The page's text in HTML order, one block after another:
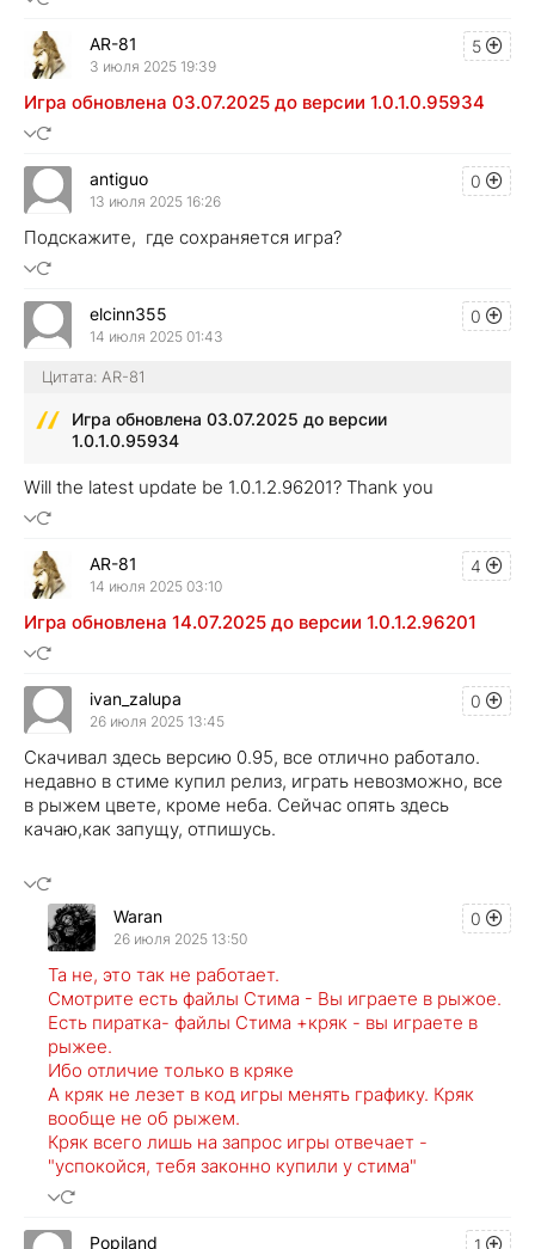
5
AR-81
3 июля 2025 19:39
Игра обновлена 03.07.2025 до версии 1.0.1.0.95934
0
antiguo
13 июля 2025 16:26
Подскажите, где сохраняется игра?
0
elcinn355
14 июля 2025 01:43
Цитата: AR-81
Игра обновлена 03.07.2025 до версии
1.0.1.0.95934
Will the latest update be 1.0.1.2.96201? Thank you
4
AR-81
14 июля 2025 03:10
Игра обновлена 14.07.2025 до версии 1.0.1.2.96201
0
ivan_zalupa
26 июля 2025 13:45
Скачивал здесь версию 0.95, все отлично работало.
недавно в стиме купил релиз, играть невозможно, все
в рыжем цвете, кроме неба. Сейчас опять здесь
качаю,как запущу, отпишусь.
0
Waran
26 июля 2025 13:50
Та не, это так не работает.
Смотрите есть файлы Стима - Вы играете в рыжое.
Есть пиратка- файлы Стима +кряк - вы играете в
рыжее.
Ибо отличие только в кряке
А кряк не лезет в код игры менять графику. Кряк
вообще не об рыжем.
Кряк всего лишь на запрос игры отвечает -
"успокойся, тебя законно купили у стима"
1
Popiland